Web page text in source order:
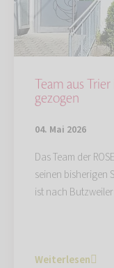
Team aus
gezogen
04. Mai 2026
Das Team der
seinen bisherigen
ist nach
Weiterlesen